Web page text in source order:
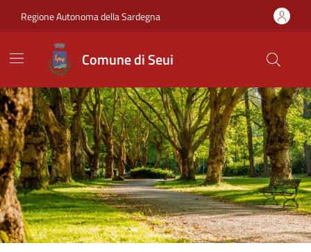
Regione Autonoma della Sardegna
Comune di Seui